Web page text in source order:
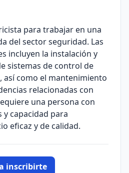
para trabajar en una
del sector seguridad. Las
incluyen la instalación y
sistemas de control de
así como el mantenimiento
relacionadas con
una persona con
y capacidad para
eficaz y de calidad.
inscribirte